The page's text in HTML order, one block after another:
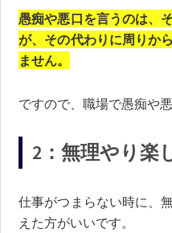
愚痴や悪口を言うのは、
が、その代わりに周りか
ません。
ですので、職場で愚痴や
2：無理やり楽
仕事がつまらない時に、
えた方がいいです。